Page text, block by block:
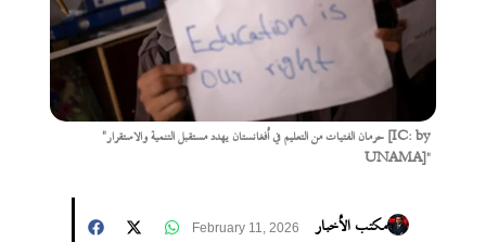
"حرمان الفتيات من التعليم في أفغانستان يهدد مستقبل التنمية والاستقرار [IC: by
UNAMA]"
مكتب الأخبار February 11, 2026